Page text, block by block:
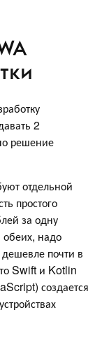
2
решение
отдельной
простого
за одну
обеих, надо
почти в
Swift и Kotlin
создается